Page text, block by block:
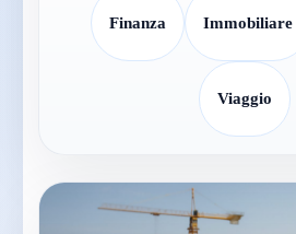
Finanza Immobiliare
Viaggio